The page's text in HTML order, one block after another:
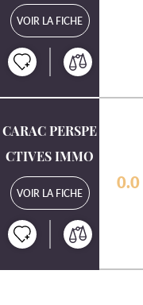
VOIR LA FICHE
CARAC PERSPE
CTIVES IMMO
VOIR LA FICHE
0.0